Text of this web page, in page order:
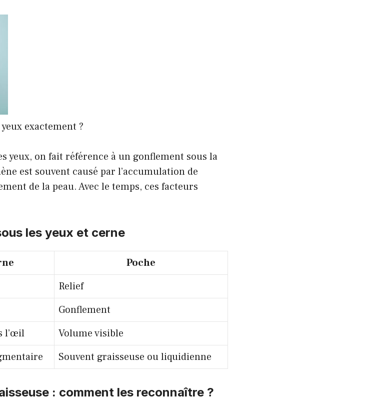
exactement ?
yeux, on fait référence à un gonflement sous la
est souvent causé par l’accumulation de
de la peau. Avec le temps, ces facteurs
les yeux et cerne
Poche
Relief
Gonflement
l’œil
Volume visible
Souvent graisseuse ou liquidienne
: comment les reconnaître ?